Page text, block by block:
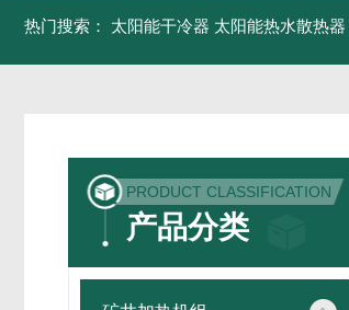
热门搜索： 太阳能干冷器 太阳能热水散热器
PRODUCT CLASSIFICATION
产品分类